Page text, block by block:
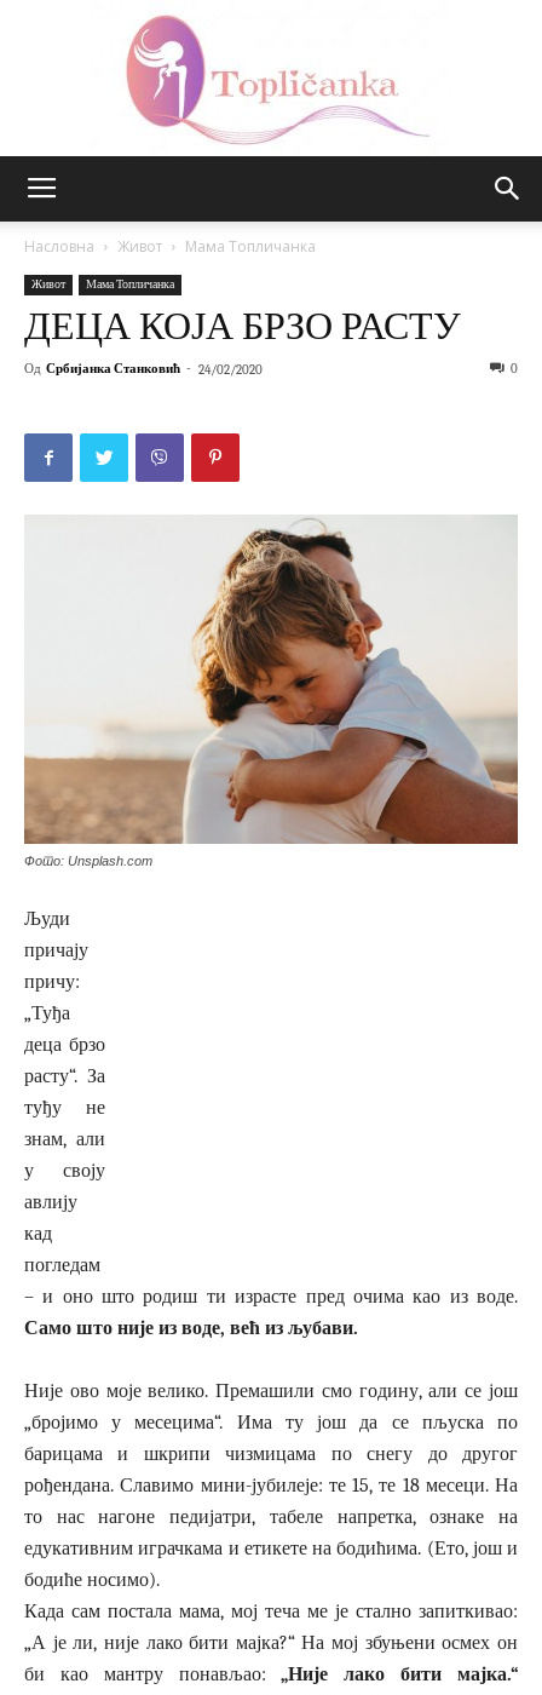
Насловна Живот Мама Топличанка
Живот Мама Топличанка
ДЕЦА КОЈА БРЗО РАСТУ
Од Србијанка Станковић - 24/02/2020 0
Фото: Unsplash.com
Људи
причају
причу:
„Туђа
деца брзо
расту“. За
туђу не
знам, али
у своју
авлију
кад
погледам
– и оно што родиш ти израсте пред очима као из воде.
Само што није из воде, већ из љубави.
Није ово моје велико. Премашили смо годину, али се још
„бројимо у месецима“. Има ту још да се пљуска по
барицама и шкрипи чизмицама по снегу до другог
рођендана. Славимо мини-јубилеје: те 15, те 18 месеци. На
то нас нагоне педијатри, табеле напретка, ознаке на
едукативним играчкама и етикете на бодићима. (Ето, још и
бодиће носимо).
Када сам постала мама, мој теча ме је стално запиткивао:
„А је ли, није лако бити мајка?“ На мој збуњени осмех он
би као мантру понављао:„Није лако бити мајка.“